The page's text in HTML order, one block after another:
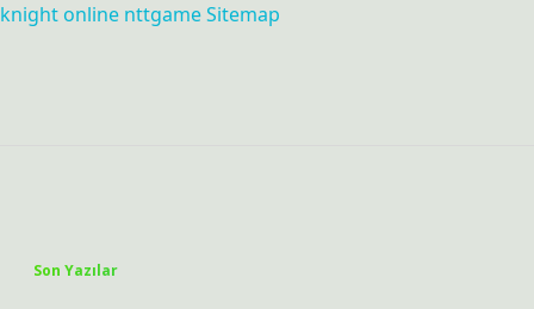
knight online nttgameSitemap
Son Yazılar